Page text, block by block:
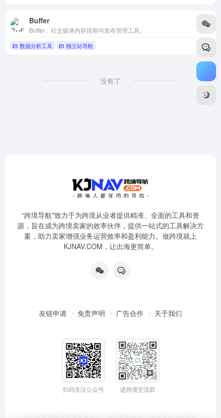
Buffer
Buffer，社交媒体内容排期与发布管理工具。
数据分析工具 独立站导航
没有了
“跨境导航"致力于为跨境从业者提供精准、全面的工具和资
源，旨在成为跨境卖家的效率伙伴，提供一站式的工具解决方
案，助力卖家增强业务运营效率和盈利能力。做跨境就上
KJNAV.COM，让出海更简单。
友链申请 免责声明 广告合作 关于我们
扫码关注公众号 进跨境交流群